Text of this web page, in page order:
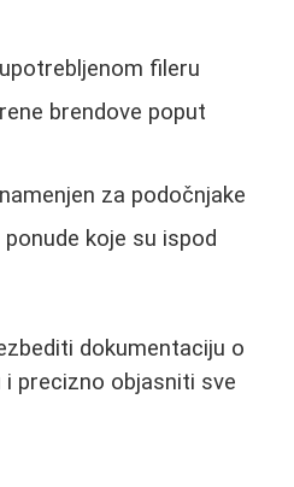
fileru
brendove poput
za podočnjake
koje su ispod
dokumentaciju o
precizno objasniti sve